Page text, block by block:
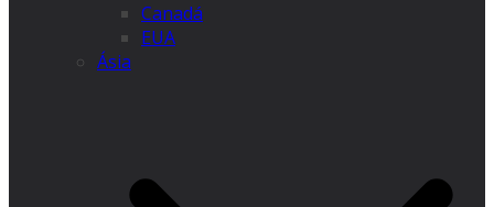
Canadá
EUA
Ásia